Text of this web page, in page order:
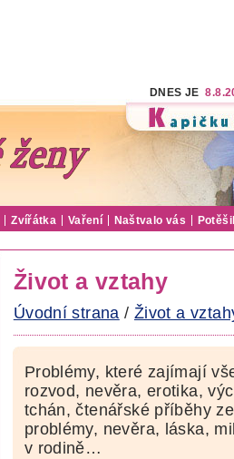
DNES JE
Zvířátka Vaření Naštvalo vás
Život a vztahy
Úvodní strana / Život a
Problémy, které zajímají
rozvod, nevěra, erotika,
tchán, čtenářské příběhy
problémy, nevěra, láska,
v rodině…